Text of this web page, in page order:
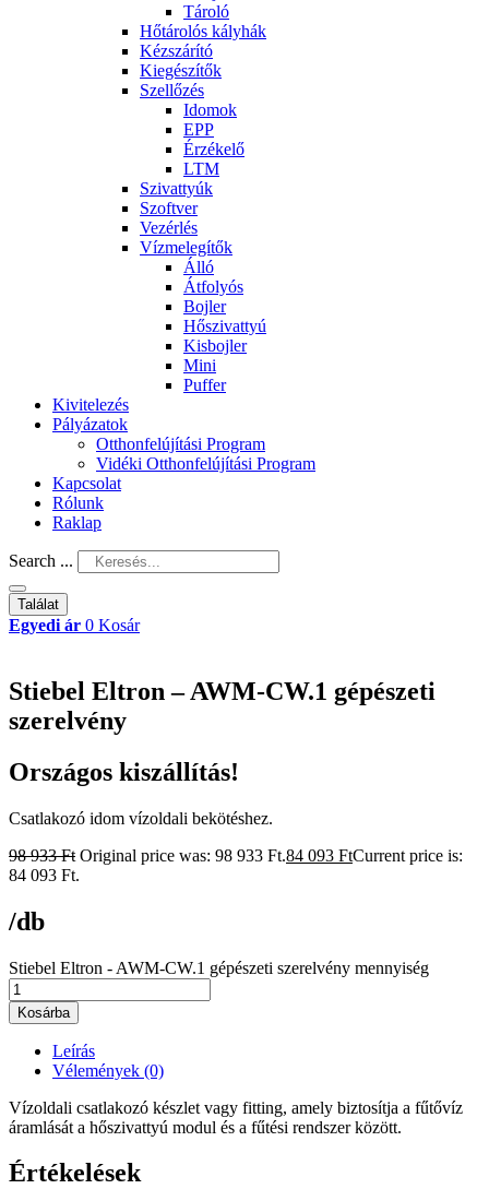
Tároló
Hőtárolós kályhák
Kézszárító
Kiegészítők
Szellőzés
Idomok
EPP
Érzékelő
LTM
Szivattyúk
Szoftver
Vezérlés
Vízmelegítők
Álló
Átfolyós
Bojler
Hőszivattyú
Kisbojler
Mini
Puffer
Kivitelezés
Pályázatok
Otthonfelújítási Program
Vidéki Otthonfelújítási Program
Kapcsolat
Rólunk
Raklap
Search ...
Találat
Egyedi ár 0 Kosár
Stiebel Eltron – AWM-CW.1 gépészeti
szerelvény
Országos kiszállítás!
Csatlakozó idom vízoldali bekötéshez.
98 933Ft Original price was: 98 933 Ft.84 093 FtCurrent price is:
84 093 Ft.
/db
Stiebel Eltron - AWM-CW.1 gépészeti szerelvény mennyiség
Kosárba
Leírás
Vélemények (0)
Vízoldali csatlakozó készlet vagy fitting, amely biztosítja a fűtővíz
áramlását a hőszivattyú modul és a fűtési rendszer között.
Értékelések